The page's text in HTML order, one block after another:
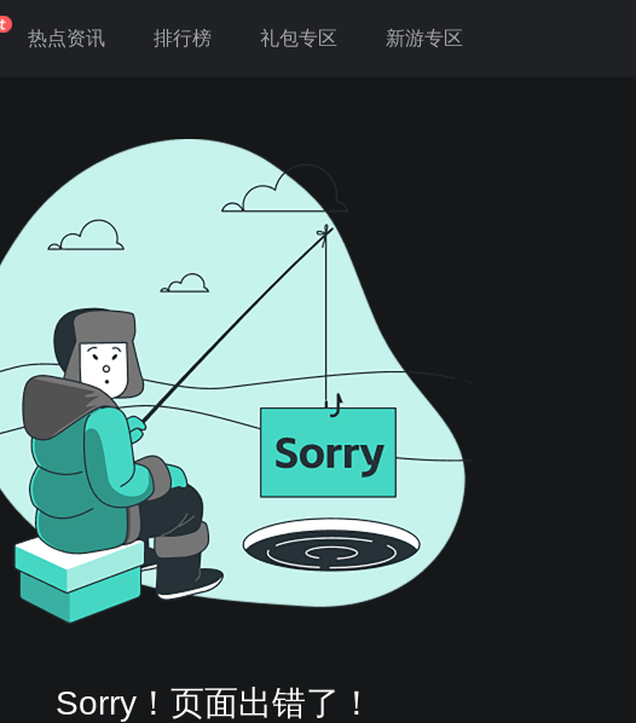
热点资讯 排行榜 礼包专区 新游专区
Sorry！页面出错了！